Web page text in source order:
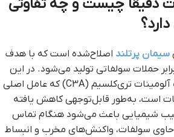
دقیقاً چیست و چه تفاوتی
سیمان پرتلند اصلاح‌شده است که با هدف
حملات سولفاتی تولید می‌شود. در این
نوع سیمان، مقدار ترکیب آلومینات تری‌کلسیم (C3A) که عامل اصلی
است، به‌طور قابل‌توجهی کاهش یافته
شیمیایی باعث می‌شود هنگام تماس
سولفات، واکنش‌های مخرب و انبساط